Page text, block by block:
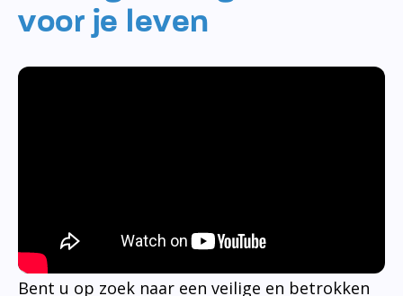
voor je leven
Bent u op zoek naar een veilige en betrokken